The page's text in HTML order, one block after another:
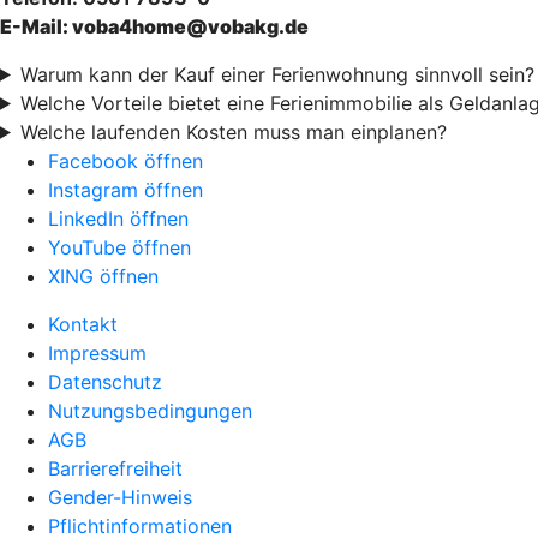
E-Mail: voba4home@vobakg.de
Warum kann der Kauf einer Ferienwohnung sinnvoll sein?
Welche Vorteile bietet eine Ferienimmobilie als
Welche laufenden Kosten muss man einplanen?
Facebook öffnen
Instagram öffnen
LinkedIn öffnen
YouTube öffnen
XING öffnen
Kontakt
Impressum
Datenschutz
Nutzungsbedingungen
AGB
Barrierefreiheit
Gender-Hinweis
Pflichtinformationen